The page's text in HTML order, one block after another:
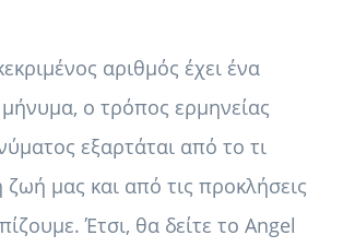
αριθμός έχει ένα
ο τρόπος ερμηνείας
εξαρτάται από το τι
ζωή μας και από τις προκλήσεις
Έτσι, θα δείτε το Angel